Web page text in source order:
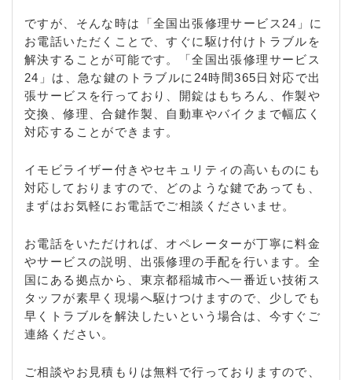
ですが、そんな時は「全国出張修理サービス24」に
お電話いただくことで、すぐに駆け付けトラブルを
解決することが可能です。「全国出張修理サービス
24」は、急な鍵のトラブルに24時間365日対応で出
張サービスを行っており、開錠はもちろん、作製や
交換、修理、合鍵作製、自動車やバイクまで幅広く
対応することができます。
イモビライザー付きやセキュリティの高いものにも
対応しておりますので、どのような鍵であっても、
まずはお気軽にお電話でご相談くださいませ。
お電話をいただければ、オペレーターが丁寧に料金
やサービスの説明、出張修理の手配を行います。全
国にある拠点から、東京都稲城市へ一番近い技術ス
タッフが素早く現場へ駆けつけますので、少しでも
早くトラブルを解決したいという場合は、今すぐご
連絡ください。
ご相談やお見積もりは無料で行っておりますので、